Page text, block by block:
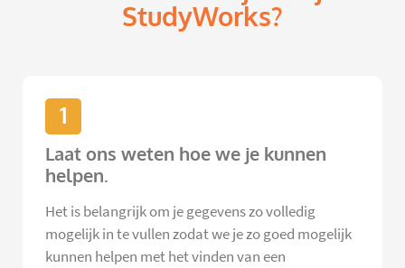
StudyWorks?
1
Laat ons weten hoe we je kunnen
helpen.
Het is belangrijk om je gegevens zo volledig
mogelijk in te vullen zodat we je zo goed mogelijk
kunnen helpen met het vinden van een